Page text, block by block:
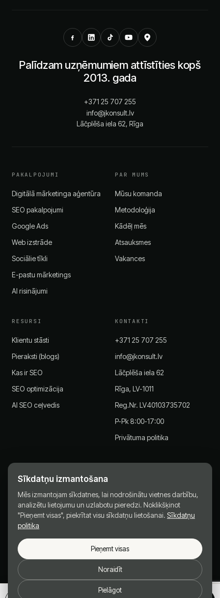
Palīdzam uzņēmumiem attīstīties kopš
2013. gada
+371 25 707 255
info@jkonsult.lv
Lāčplēša iela 62, Rīga
PAKALPOJUMI
Digitālā mārketinga aģentūra
SEO pakalpojumi
Google Ads
Web izstrāde
Sociālie tīkli
E-pastu mārketings
AI risinājumi
PAR MUMS
Mūsu komanda
Metodoloģija
Kādēļ mēs
Atsauksmes
Vakances
RESURSI
Klientu stāsti
Pieraksti (blogs)
Kas ir SEO
SEO optimizācija
AI SEO ceļvedis
KONTAKTI
+371 25 707 255
info@jkonsult.lv
Lāčplēša iela 62
Rīga, LV-1011
Reg.Nr. LV40103735702
P-Pk 8:00-17:00
Privātuma politika
JKonsult.lv - Stratēģiskais partneris uzņēmumiem kopš 2013.
gada.
© 2013-2026 SIA J Konsult · Reģ.Nr. LV40103735702
Sīkdatņu izmantošana
Mēs izmantojam sīkdatnes, lai nodrošinātu vietnes darbību,
analizētu lietojumu un uzlabotu pieredzi. Noklikšķinot
"Pieņemt visas", piekrītat visu sīkdatņu lietošanai. Sīkdatņu
politika
Obligātas vietnes pamatdarbībai (vienmēr aktīvas).
Analītika
Google Analytics 4 - anonīma statistika, palīdz uzlabot
Pieņemt visas
Noraidīt
Pielāgot